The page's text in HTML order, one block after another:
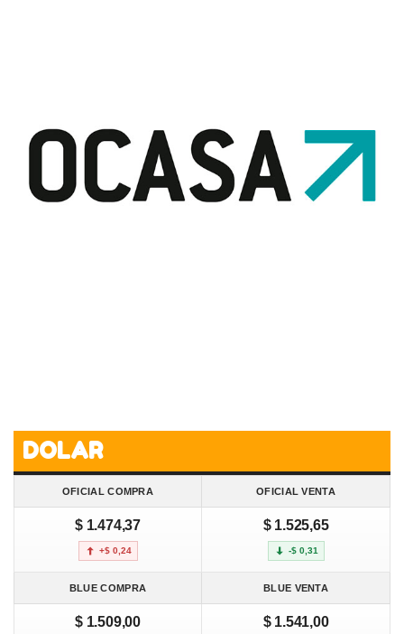
DOLAR
OFICIAL COMPRA OFICIAL VENTA
$ 1.474,37
+$ 0,24
$ 1.525,65
-$ 0,31
BLUE COMPRA BLUE VENTA
$ 1.509,00 $ 1.541,00